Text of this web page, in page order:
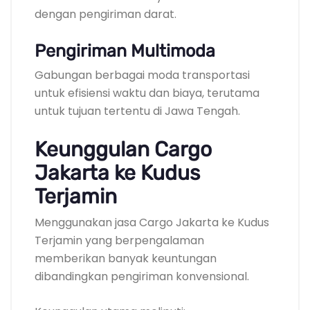
dengan pengiriman darat.
Pengiriman Multimoda
Gabungan berbagai moda transportasi
untuk efisiensi waktu dan biaya, terutama
untuk tujuan tertentu di Jawa Tengah.
Keunggulan Cargo
Jakarta ke Kudus
Terjamin
Menggunakan jasa Cargo Jakarta ke Kudus
Terjamin yang berpengalaman
memberikan banyak keuntungan
dibandingkan pengiriman konvensional.